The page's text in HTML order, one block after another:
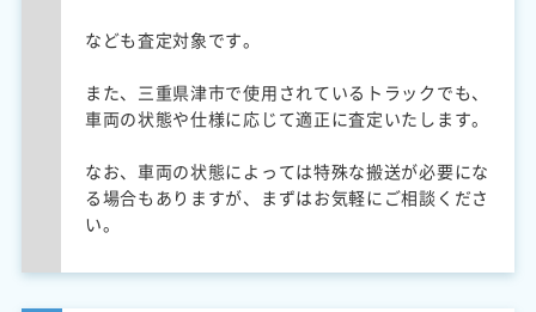
なども査定対象です。
また、三重県津市で使用されているトラックでも、
車両の状態や仕様に応じて適正に査定いたします。
なお、車両の状態によっては特殊な搬送が必要にな
る場合もありますが、まずはお気軽にご相談くださ
い。